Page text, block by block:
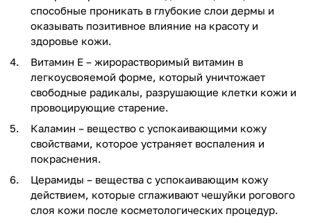
способные проникать в глубокие слои дермы и
оказывать позитивное влияние на красоту и
здоровье кожи.
Витамин Е – жирорастворимый витамин в
легкоусвояемой форме, который уничтожает
свободные радикалы, разрушающие клетки кожи и
провоцирующие старение.
Каламин – вещество с успокаивающими кожу
свойствами, которое устраняет воспаления и
покраснения.
Церамиды – вещества с успокаивающим кожу
действием, которые сглаживают чешуйки рогового
слоя кожи после косметологических процедур.